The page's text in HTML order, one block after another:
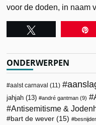
voor de doden, in naam
ONDERWERPEN
aalst carnaval (11)
jahjah (13) andré gantman (9)
Antisemitisme &
bart de wever (15)